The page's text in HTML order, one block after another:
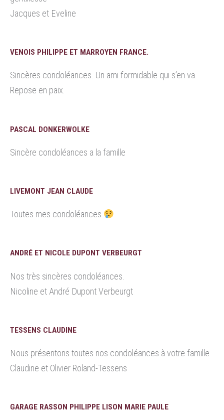
Jacques et Eveline
VENOIS PHILIPPE ET MARROYEN FRANCE.
Sincères condoléances. Un ami formidable qui s’en va.
Repose en paix.
PASCAL DONKERWOLKE
Sincère condoléances a la famille
LIVEMONT JEAN CLAUDE
Toutes mes condoléances
ANDRÉ ET NICOLE DUPONT VERBEURGT
Nos très sincères condoléances.
Nicoline et André Dupont Verbeurgt
TESSENS CLAUDINE
Nous présentons toutes nos condoléances à votre famille
Claudine et Olivier Roland-Tessens
GARAGE RASSON PHILIPPE LISON MARIE PAULE